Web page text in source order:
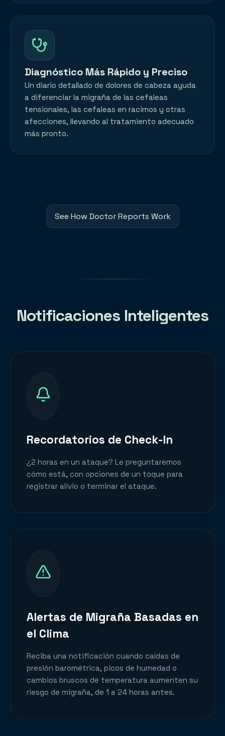
Diagnóstico Más Rápido y Preciso
Un diario detallado de dolores de cabeza ayuda
a diferenciar la migraña de las cefaleas
tensionales, las cefaleas en racimos y otras
afecciones, llevando al tratamiento adecuado
más pronto.
See How Doctor Reports Work
Notificaciones Inteligentes
Recordatorios de Check-In
¿2 horas en un ataque? Le preguntaremos
cómo está, con opciones de un toque para
registrar alivio o terminar el ataque.
Alertas de Migraña Basadas en
el Clima
Reciba una notificación cuando caídas de
presión barométrica, picos de humedad o
cambios bruscos de temperatura aumenten su
riesgo de migraña, de 1 a 24 horas antes.